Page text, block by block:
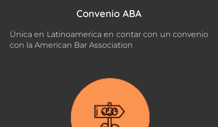
Convenio ABA
Única en Latinoamerica en contar con un convenio
con la American Bar Association